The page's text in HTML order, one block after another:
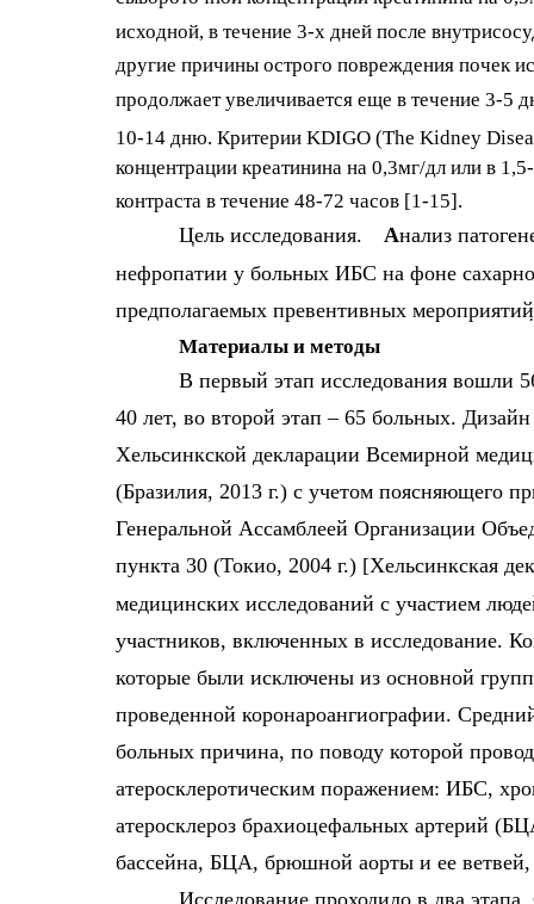
исходной, в течение 3-х дней после
другие причины острого повреждения почек
продолжает увеличивается еще в течение 3-5
10-14 дню. Критерии KDIGO (The Kidney
концентрации креатинина на 0,3мг/дл или в
контраста в течение 48-72 часов [1-15].
Цель исследования. Анализ
нефропатии у больных ИБС на фоне
предполагаемых превентивных мероприятий.
Материалы и методы
В первый этап исследования вошли
40 лет, во второй этап – 65 больных.
Хельсинкской декларации Всемирной
(Бразилия, 2013 г.) с учетом поясняющего
Генеральной Ассамблеей Организации
пункта 30 (Токио, 2004 г.) [Хельсинкская
медицинских исследований с участием
участников, включенных в исследование.
которые были исключены из основной
проведенной коронароангиографии.
больных причина, по поводу которой
атеросклеротическим поражением: ИБС,
атеросклероз брахиоцефальных артерий
бассейна, БЦА, брюшной аорты и ее